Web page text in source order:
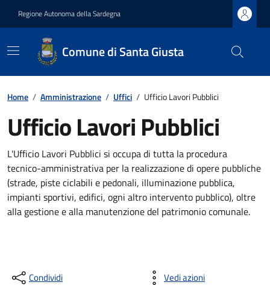
Regione Autonoma della Sardegna
Comune di Santa Giusta
Home / Amministrazione / Uffici / Ufficio Lavori Pubblici
Ufficio Lavori Pubblici
L'Ufficio Lavori Pubblici si occupa di tutta la procedura
tecnico-amministrativa per la realizzazione di opere pubbliche
(strade, piste ciclabili e pedonali, illuminazione pubblica,
impianti sportivi, edifici, ogni altro intervento pubblico), oltre
alla gestione e alla manutenzione del patrimonio comunale.
Condividi Vedi azioni